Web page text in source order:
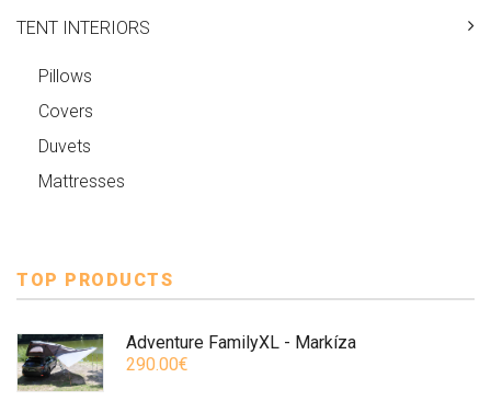
TENT INTERIORS
Pillows
Covers
Duvets
Mattresses
TOP PRODUCTS
Adventure FamilyXL - Markíza
290.00€